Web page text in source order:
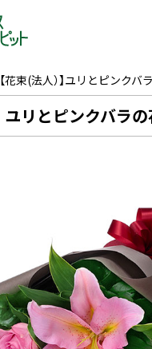
【花束(法人）】ユリとピンクバ
ユリとピンクバラ